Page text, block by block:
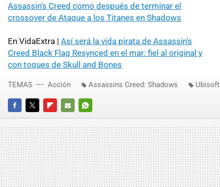
Assassin's Creed como después de terminar el
crossover de Ataque a los Titanes en Shadows
En VidaExtra | Así será la vida pirata de Assassin's
Creed Black Flag Resynced en el mar: fiel al original y
con toques de Skull and Bones
FACEBOOKTWITTERFLIPBOARD
E-
MAIL
WHATSAPP
TEMAS Acción Assassins Creed: Shadows Ubisoft